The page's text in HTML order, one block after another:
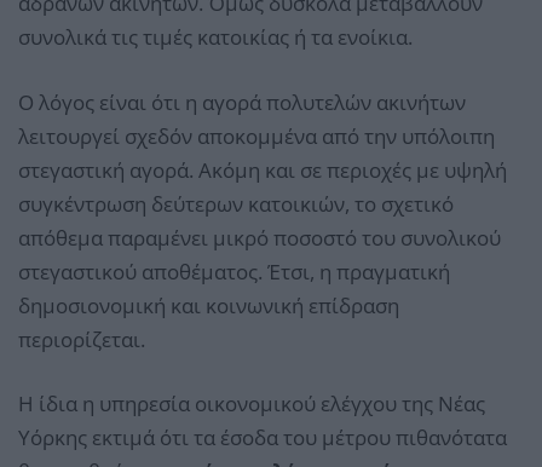
συνολικά τις τιμές κατοικίας ή τα ενοίκια.
Ο λόγος είναι ότι η αγορά πολυτελών ακινήτων
λειτουργεί σχεδόν αποκομμένα από την υπόλοιπη
στεγαστική αγορά. Ακόμη και σε περιοχές με υψηλή
συγκέντρωση δεύτερων κατοικιών, το σχετικό
απόθεμα παραμένει μικρό ποσοστό του συνολικού
στεγαστικού αποθέματος. Έτσι, η πραγματική
δημοσιονομική και κοινωνική επίδραση
περιορίζεται.
Η ίδια η υπηρεσία οικονομικού ελέγχου της Νέας
Υόρκης εκτιμά ότι τα έσοδα του μέτρου πιθανότατα